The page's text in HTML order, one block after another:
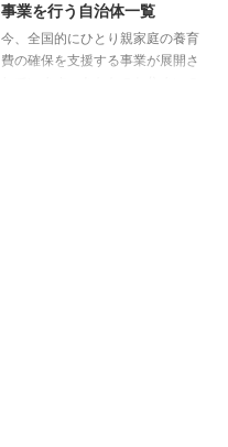
事業を行う自治体一覧
今、全国的にひとり親家庭の養育
費の確保を支援する事業が展開さ